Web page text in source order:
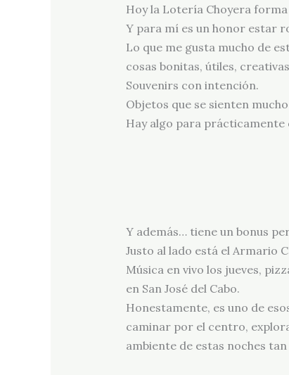
Hoy la Lotería Choyera
Y para mí es un honor estar
Lo que me gusta mucho de
cosas bonitas, útiles,
Souvenirs con intención.
Objetos que se sienten
Hay algo para
Y además… tiene un bonus
Justo al lado está el Armario
Música en vivo los jueves,
en San José del Cabo.
Honestamente, es uno de
caminar por el centro,
ambiente de estas noches